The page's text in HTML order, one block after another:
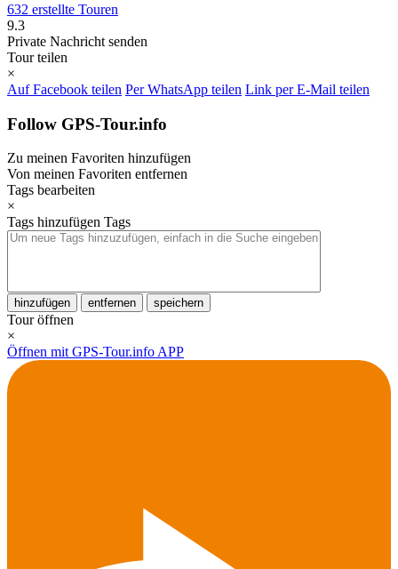
632 erstellte Touren
9.3
Private Nachricht senden
Tour teilen
×
Auf Facebook teilen Per WhatsApp teilen Link per E-Mail teilen
Follow GPS-Tour.info
Zu meinen Favoriten hinzufügen
Von meinen Favoriten entfernen
Tags bearbeiten
×
Tags hinzufügen Tags
hinzufügen entfernen speichern
Tour öffnen
×
Öffnen mit GPS-Tour.info APP